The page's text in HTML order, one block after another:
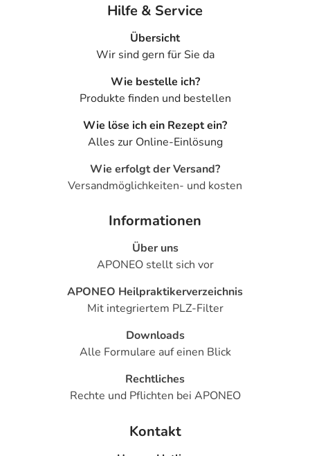
Hilfe & Service
Übersicht
Wir sind gern für Sie da
Wie bestelle ich?
Produkte finden und bestellen
Wie löse ich ein Rezept ein?
Alles zur Online-Einlösung
Wie erfolgt der Versand?
Versandmöglichkeiten- und kosten
Informationen
Über uns
APONEO stellt sich vor
APONEO Heilpraktikerverzeichnis
Mit integriertem PLZ-Filter
Downloads
Alle Formulare auf einen Blick
Rechtliches
Rechte und Pflichten bei APONEO
Kontakt